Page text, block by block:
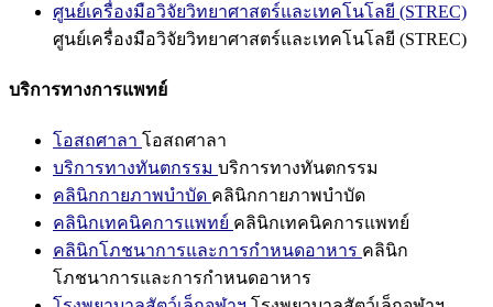
ศูนย์เครื่องมือวิจัยวิทยาศาสตร์และเทคโนโลยี (STREC)
ศูนย์เครื่องมือวิจัยวิทยาศาสตร์และเทคโนโลยี (STREC)
บริการทางการแพทย์
โอสถศาลา โอสถศาลา
บริการทางทันตกรรม บริการทางทันตกรรม
คลินิกกายภาพบำบัด คลินิกกายภาพบำบัด
คลินิกเทคนิคการแพทย์ คลินิกเทคนิคการแพทย์
คลินิกโภชนาการและการกำหนดอาหาร คลินิก
โภชนาการและการกำหนดอาหาร